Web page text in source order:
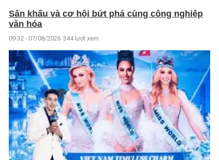
Sân khấu và cơ hội bứt phá cùng công nghiệp
văn hóa
09:32 - 07/08/2026 344 lượt xem